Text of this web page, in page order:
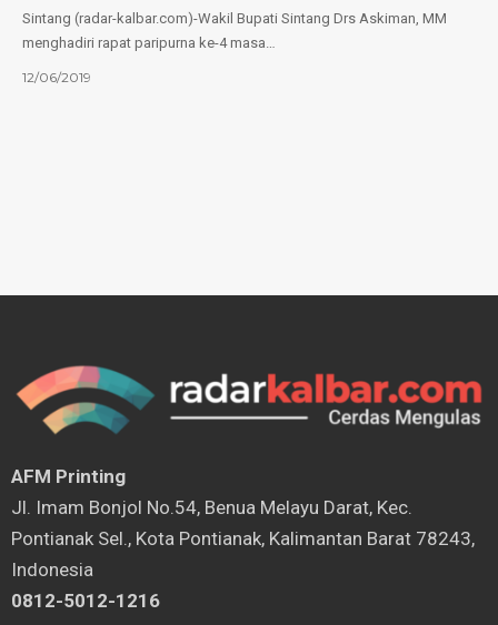
Sintang (radar-kalbar.com)-Wakil Bupati Sintang Drs Askiman, MM
menghadiri rapat paripurna ke-4 masa…
12/06/2019
AFM Printing
⁠Jl. Imam Bonjol No.54, Benua Melayu Darat, Kec.
Pontianak Sel., Kota Pontianak, Kalimantan Barat 78243,
Indonesia
0812-5012-1216